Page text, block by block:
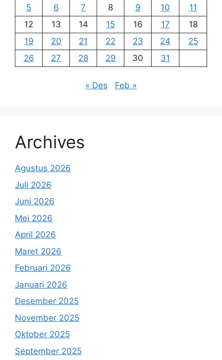
5
6 7 8 9 10
11
12
13 14 15 16 17
18
19
20 21 22 23 24
25
26
27 28 29 30 31
« Des Feb »
Archives
Agustus 2026
Juli 2026
Juni 2026
Mei 2026
April 2026
Maret 2026
Februari 2026
Januari 2026
Desember 2025
November 2025
Oktober 2025
September 2025